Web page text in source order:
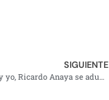
SIGUIENTE